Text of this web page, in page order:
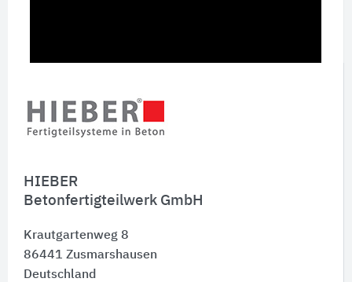
HIEBER
Betonfertigteilwerk GmbH
Krautgartenweg 8
86441 Zusmarshausen
Deutschland